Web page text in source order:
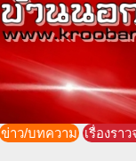
ข่าว/บทความ เรื่องรา